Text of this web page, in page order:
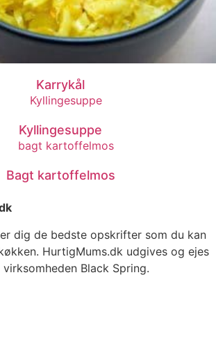
Karrykål
Kyllingesuppe
Bagt kartoffelmos
dig de bedste opskrifter som du kan
HurtigMums.dk udgives og ejes
Black Spring.